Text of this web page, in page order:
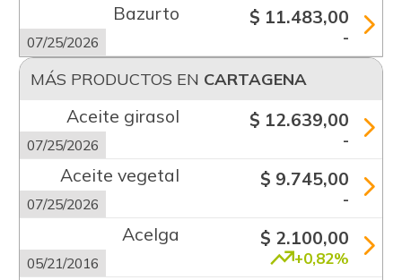
Bazurto
07/25/2026
$ 11.483,00
-
MÁS PRODUCTOS EN CARTAGENA
Aceite girasol
07/25/2026
$ 12.639,00
-
Aceite vegetal
07/25/2026
$ 9.745,00
-
Acelga
05/21/2016
$ 2.100,00
+0,82%